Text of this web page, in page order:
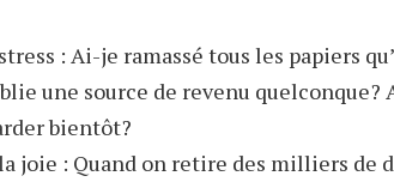
: Ai-je ramassé tous les papiers
une source de revenu quelconque?
bientôt?
joie : Quand on retire des milliers de